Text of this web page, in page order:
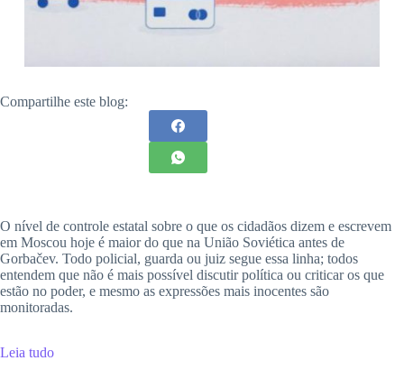
Compartilhe este blog:
O nível de controle estatal sobre o que os cidadãos dizem e escrevem
em Moscou hoje é maior do que na União Soviética antes de
Gorbačev. Todo policial, guarda ou juiz segue essa linha; todos
entendem que não é mais possível discutir política ou criticar os que
estão no poder, e mesmo as expressões mais inocentes são
monitoradas.
Leia tudo